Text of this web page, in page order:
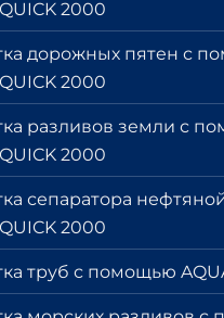
2000
дорожных пятен с
2000
разливов земли с
2000
сепаратора
2000
труб с помощью